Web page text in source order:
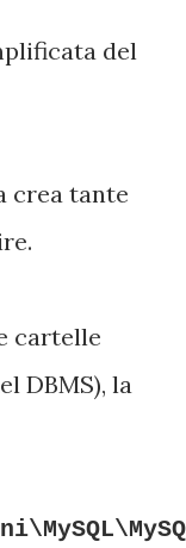
del
crea tante
cartelle
DBMS), la